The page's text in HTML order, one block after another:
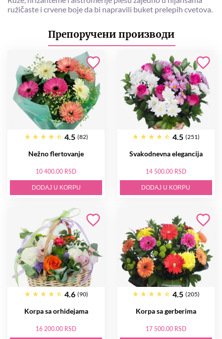
ružičaste i crvene boje da bi napravili buket prelepih cvetova.
Препоручени производи
4.5 (82)
Nežno flertovanje
10 400.00 RSD
DODAJ U KORPU
4.5 (251)
Svakodnevna elegancija
14 500.00 RSD
DODAJ U KORPU
4.6 (90)
Korpa sa orhidejama
16 200.00 RSD
4.5 (205)
Korpa sa gerberima
17 500.00 RSD